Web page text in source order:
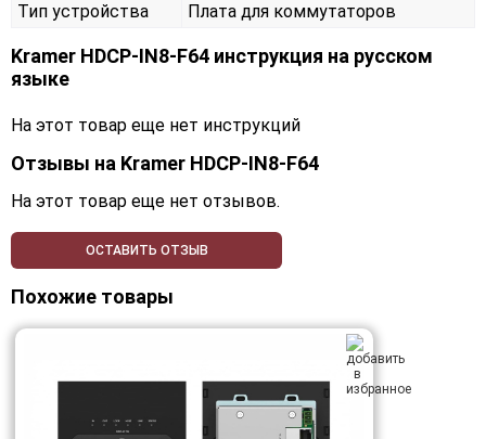
Тип устройства
Плата для коммутаторов
Kramer HDCP-IN8-F64 инструкция на русском
языке
На этот товар еще нет инструкций
Отзывы на Kramer HDCP-IN8-F64
На этот товар еще нет отзывов.
ОСТАВИТЬ ОТЗЫВ
Похожие товары